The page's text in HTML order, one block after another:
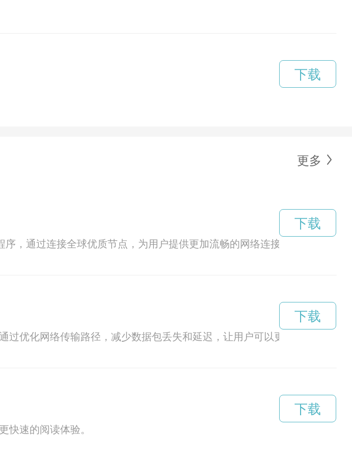
下载
更多
，通过连接全球优质节点，为用户提供更加流畅的网络连接服务，让用户
下载
过优化网络传输路径，减少数据包丢失和延迟，让用户可以更快速地访问
下载
快速的阅读体验。
下载